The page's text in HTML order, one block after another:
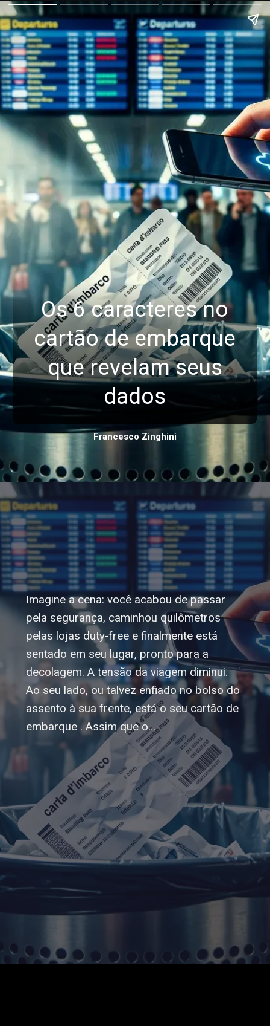
Os 6 caracteres no
cartão de embarque
que revelam seus
dados
Francesco Zinghinì
Imagine a cena: você acabou de passar
pela segurança, caminhou quilômetros
pelas lojas duty-free e finalmente está
sentado em seu lugar, pronto para a
decolagem. A tensão da viagem diminui.
Ao seu lado, ou talvez enfiado no bolso do
assento à sua frente, está o seu cartão de
embarque . Assim que o…